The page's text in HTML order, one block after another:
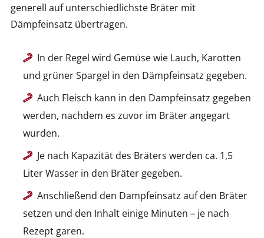
generell auf unterschiedlichste Bräter mit
Dämpfeinsatz übertragen.
In der Regel wird Gemüse wie Lauch, Karotten
und grüner Spargel in den Dämpfeinsatz gegeben.
Auch Fleisch kann in den Dampfeinsatz gegeben
werden, nachdem es zuvor im Bräter angegart
wurden.
Je nach Kapazität des Bräters werden ca. 1,5
Liter Wasser in den Bräter gegeben.
Anschließend den Dampfeinsatz auf den Bräter
setzen und den Inhalt einige Minuten – je nach
Rezept garen.